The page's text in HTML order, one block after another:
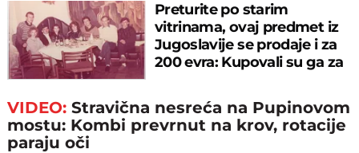
Preturite po starim
vitrinama, ovaj predmet iz
Jugoslavije se prodaje i za
200 evra: Kupovali su ga za
VIDEO:Stravična nesreća na Pupinovom
mostu: Kombi prevrnut na krov, rotacije
paraju oči